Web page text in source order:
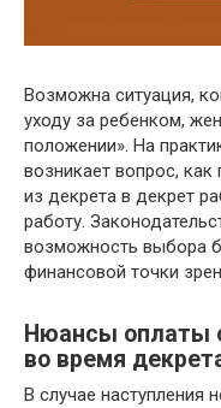
Возможна ситуация,
уходу за ребенком,
положении». На
возникает вопрос, как
из декрета в декрет
работу.
возможность выбора
финансовой точки
Нюансы оплаты
во время
В случае наступления